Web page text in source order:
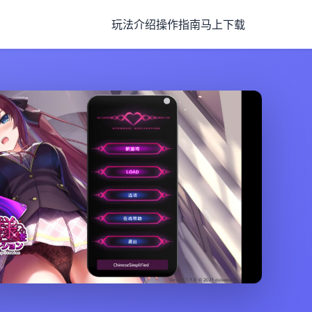
玩法介绍操作指南马上下载